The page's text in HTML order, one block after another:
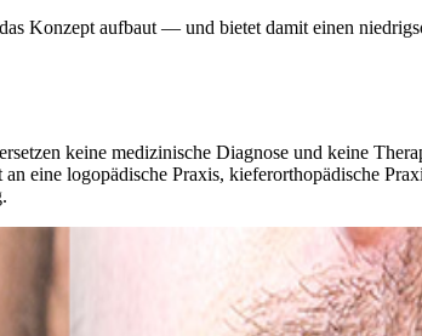
Konzept aufbaut — und bietet damit einen
keine medizinische Diagnose und keine
eine logopädische Praxis, kieferorthopädische